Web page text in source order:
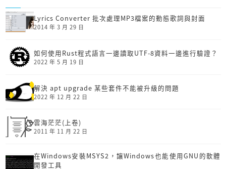
Lyrics Converter 批次處理MP3檔案的動態歌詞與封面
2014 年 3 月 29 日
如何使用Rust程式語言一邊讀取UTF-8資料一邊進行驗證？
2022 年 5 月 19 日
解決 apt upgrade 某些套件不能被升級的問題
2022 年 12 月 22 日
雲海茫茫(上卷)
2011 年 11 月 22 日
在Windows安裝MSYS2，讓Windows也能使用GNU的軟體
開發工具